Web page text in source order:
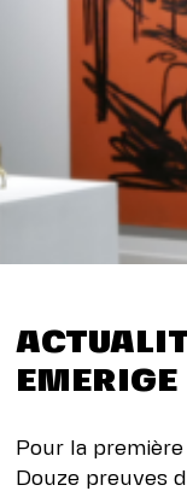
Pour la
Douze preuves